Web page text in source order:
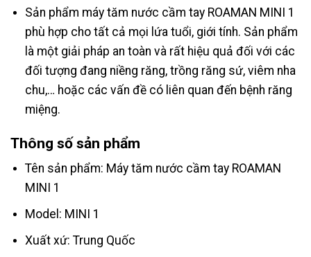
Sản phẩm máy tăm nước cầm tay ROAMAN MINI 1
phù hợp cho tất cả mọi lứa tuổi, giới tính. Sản phẩm
là một giải pháp an toàn và rất hiệu quả đối với các
đối tượng đang niềng răng, trồng răng sứ, viêm nha
chu,… hoặc các vấn đề có liên quan đến bệnh răng
miệng.
Thông số sản phẩm
Tên sản phẩm: Máy tăm nước cầm tay ROAMAN
MINI 1
Model: MINI 1
Xuất xứ: Trung Quốc